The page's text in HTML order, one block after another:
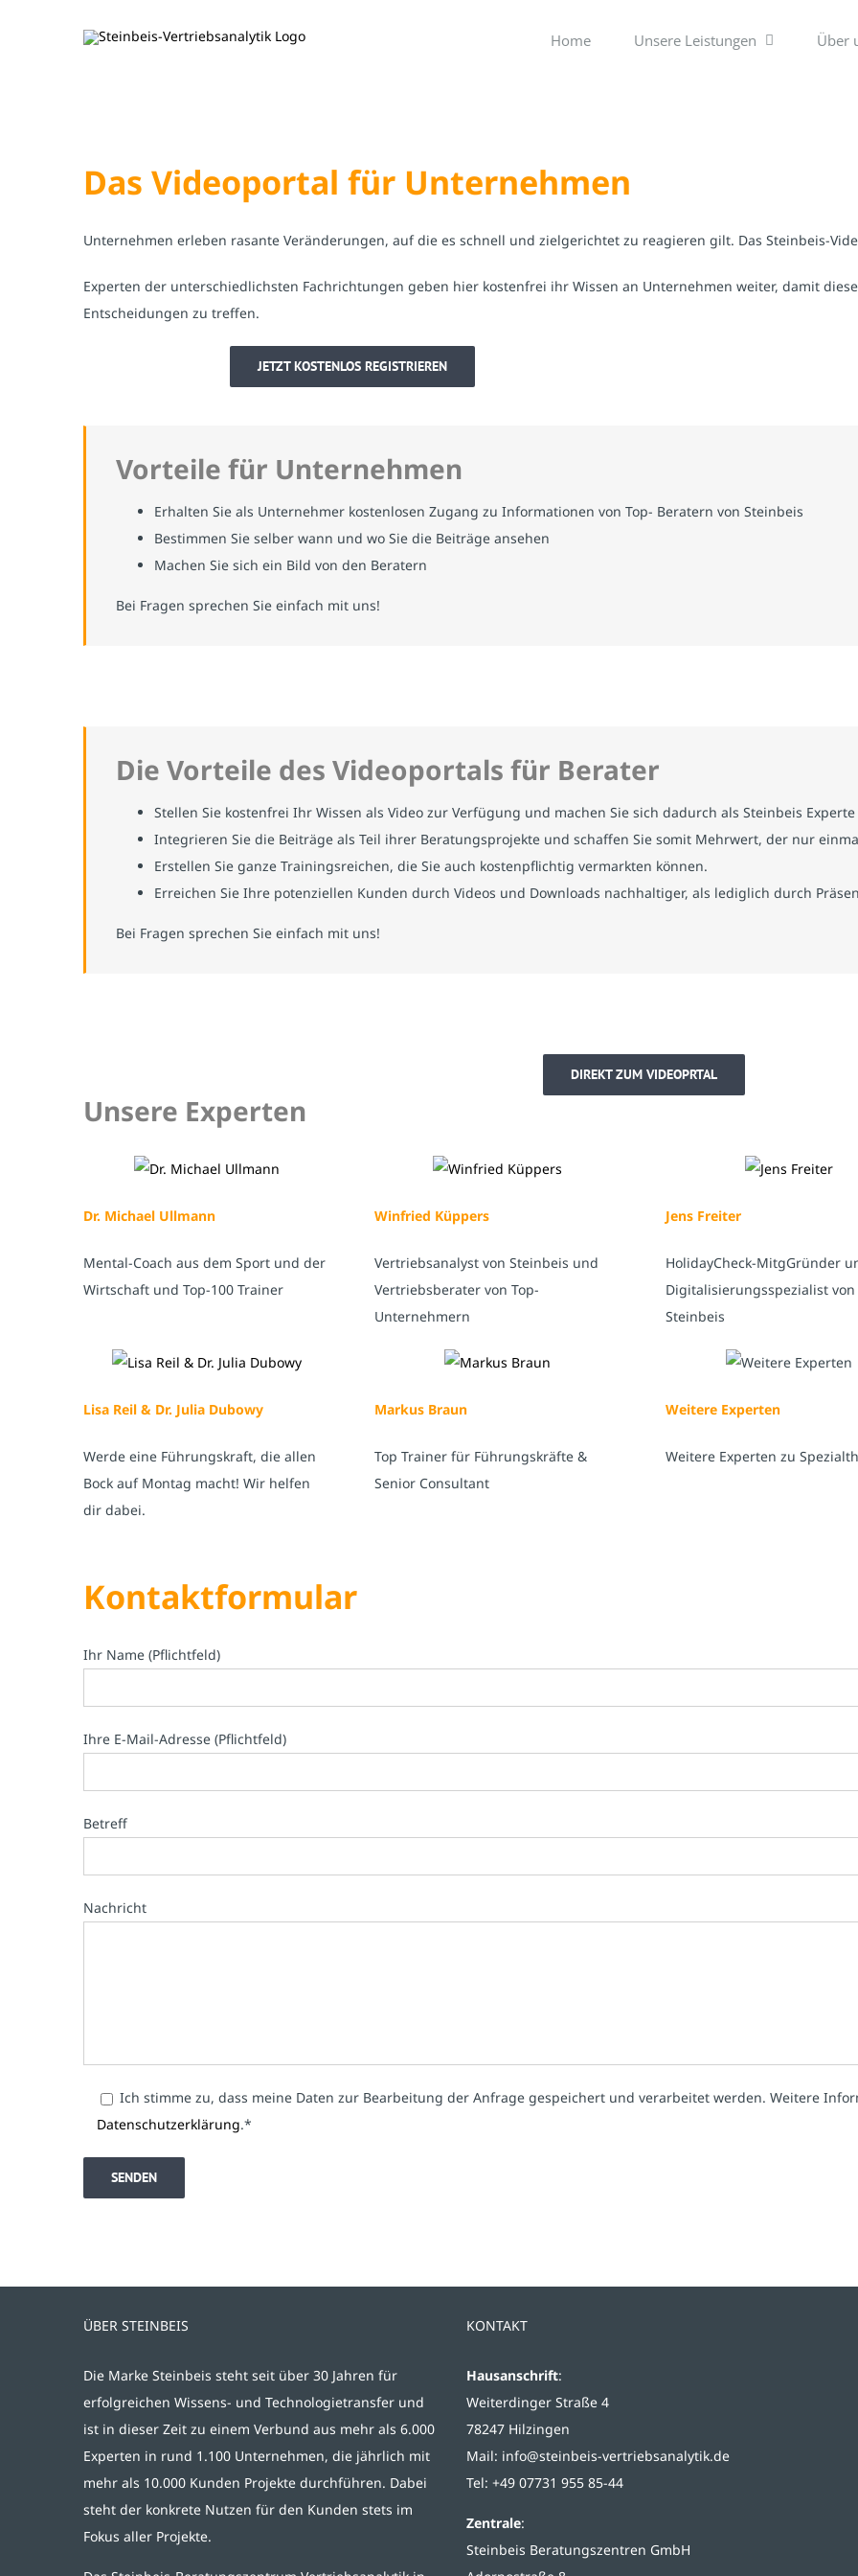
Home Unsere Leistungen Über
Das Videoportal für Unternehmen
Unternehmen erleben rasante Veränderungen, auf die es schnell und zielgerichtet zu reagieren gilt. Das Steinbeis-
Experten der unterschiedlichsten Fachrichtungen geben hier kostenfrei ihr Wissen an Unternehmen weiter, damit
Entscheidungen zu treffen.
JETZT KOSTENLOS REGISTRIEREN
Vorteile für Unternehmen
Erhalten Sie als Unternehmer kostenlosen Zugang zu Informationen von Top- Beratern von Steinbeis
Bestimmen Sie selber wann und wo Sie die Beiträge ansehen
Machen Sie sich ein Bild von den Beratern
Bei Fragen sprechen Sie einfach mit uns!
Die Vorteile des Videoportals für Berater
Stellen Sie kostenfrei Ihr Wissen als Video zur Verfügung und machen Sie sich dadurch als Steinbeis
Integrieren Sie die Beiträge als Teil ihrer Beratungsprojekte und schaffen Sie somit Mehrwert, der nur
Erstellen Sie ganze Trainingsreichen, die Sie auch kostenpflichtig vermarkten können.
Erreichen Sie Ihre potenziellen Kunden durch Videos und Downloads nachhaltiger, als lediglich durch
Bei Fragen sprechen Sie einfach mit uns!
DIREKT ZUM VIDEOPRTAL
Unsere Experten
Dr. Michael Ullmann
Mental-Coach aus dem Sport und der
Wirtschaft und Top-100 Trainer
Winfried Küppers
Vertriebsanalyst von Steinbeis und
Vertriebsberater von Top-
Unternehmern
Jens Freiter
HolidayCheck-MitgGründer
Digitalisierungsspezialist von
Steinbeis
Lisa Reil & Dr. Julia Dubowy
Werde eine Führungskraft, die allen
Bock auf Montag macht! Wir helfen
dir dabei.
Markus Braun
Top Trainer für Führungskräfte &
Senior Consultant
Weitere Experten
Weitere Experten zu
Kontaktformular
Ihr Name (Pflichtfeld)
Ihre E-Mail-Adresse (Pflichtfeld)
Betreff
Nachricht
Ich stimme zu, dass meine Daten zur Bearbeitung der Anfrage gespeichert und verarbeitet werden. Weitere
Datenschutzerklärung.*
ÜBER STEINBEIS
Die Marke Steinbeis steht seit über 30 Jahren für
erfolgreichen Wissens- und Technologietransfer und
ist in dieser Zeit zu einem Verbund aus mehr als 6.000
Experten in rund 1.100 Unternehmen, die jährlich mit
mehr als 10.000 Kunden Projekte durchführen. Dabei
steht der konkrete Nutzen für den Kunden stets im
Fokus aller Projekte.
KONTAKT
Hausanschrift:
Weiterdinger Straße 4
78247 Hilzingen
Mail: info@steinbeis-vertriebsanalytik.de
Tel: +49 07731 955 85-44
Zentrale:
Steinbeis Beratungszentren GmbH